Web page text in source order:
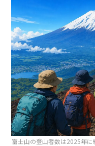
富士山の登山者数は2025年